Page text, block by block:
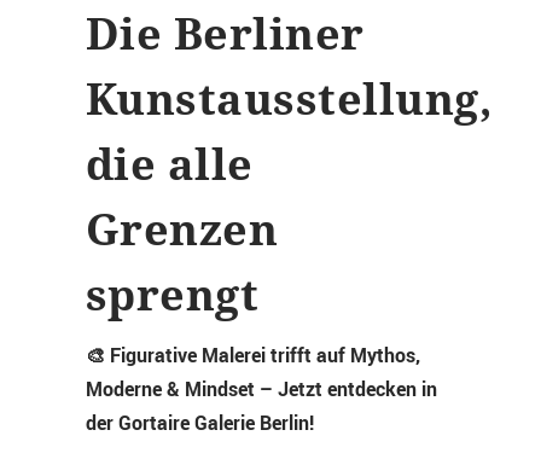
Die Berliner
Kunstausstellung,
die alle
Grenzen
sprengt
🎨 Figurative Malerei trifft auf Mythos,
Moderne & Mindset – Jetzt entdecken in
der Gortaire Galerie Berlin!